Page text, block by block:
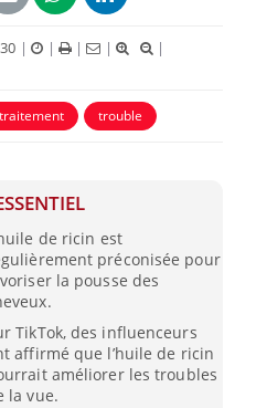
| | | |
|
traitement trouble
de ricin est
préconisée pour
la pousse des
TikTok, des influenceurs
affirmé que l’huile de ricin
améliorer les troubles
la vue.